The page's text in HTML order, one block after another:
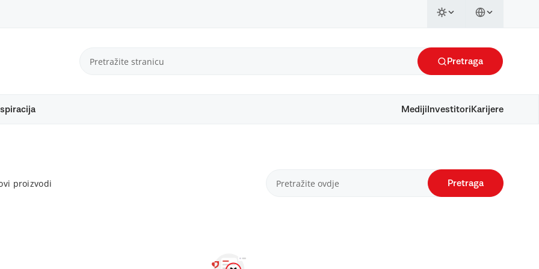
Pretraga
Mediji Investitori Karijere
proizvodi Pretraga